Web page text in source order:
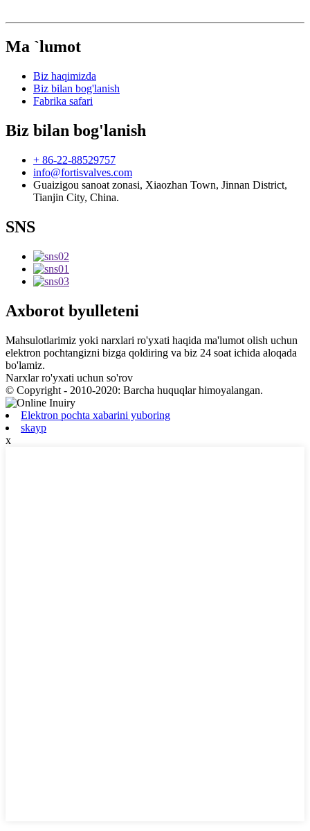
Ma `lumot
Biz haqimizda
Biz bilan bog'lanish
Fabrika safari
Biz bilan bog'lanish
+ 86-22-88529757
info@fortisvalves.com
Guaizigou sanoat zonasi, Xiaozhan Town, Jinnan District,
Tianjin City, China.
SNS
Axborot byulleteni
Mahsulotlarimiz yoki narxlari ro'yxati haqida ma'lumot olish uchun
elektron pochtangizni bizga qoldiring va biz 24 soat ichida aloqada
bo'lamiz.
Narxlar ro'yxati uchun so'rov
© Copyright - 2010-2020: Barcha huquqlar himoyalangan.
Elektron pochta xabarini yuboring
skayp
x